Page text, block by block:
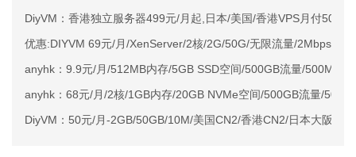
DiyVM：香港独立服务器499元/月起,日本/美国/香港VPS月付50元起
优惠:DIYVM 69元/月/XenServer/2核/2G/50G/无限流量/2Mbps 香
anyhk：9.9元/月/512MB内存/5GB SSD空间/500GB流量/500Mbps
anyhk：68元/月/2核/1GB内存/20GB NVMe空间/500GB流量/
DiyVM：50元/月-2GB/50GB/10M/美国CN2/香港CN2/日本大阪